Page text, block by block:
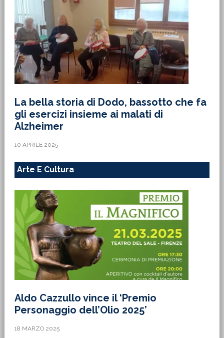
La bella storia di Dodo, bassotto che fa
gli esercizi insieme ai malati di
Alzheimer
10 APRILE 2025
Arte E Cultura
Aldo Cazzullo vince il ‘Premio
Personaggio dell’Olio 2025’
18 MARZO 2025